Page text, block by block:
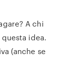
A chi
idea.
(anche se